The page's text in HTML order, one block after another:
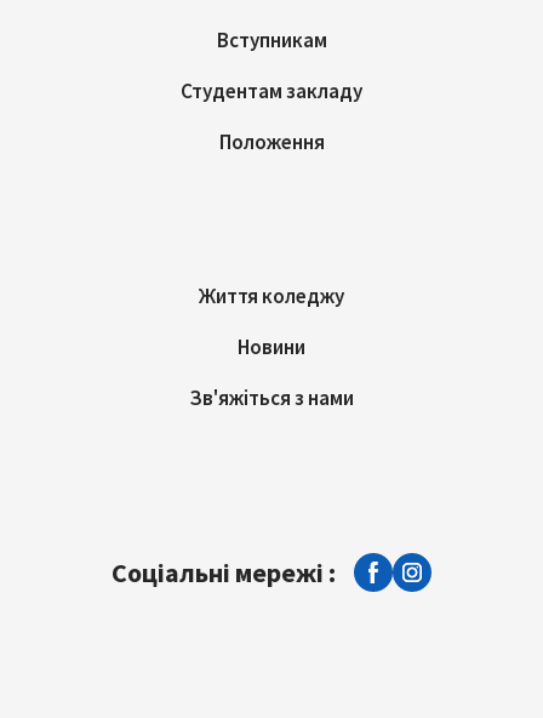
Вступникам
Студентам закладу
Положення
Життя коледжу
Новини
Зв'яжіться з нами
Соціальні мережі :